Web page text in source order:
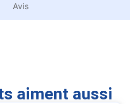
Avis
aiment aussi